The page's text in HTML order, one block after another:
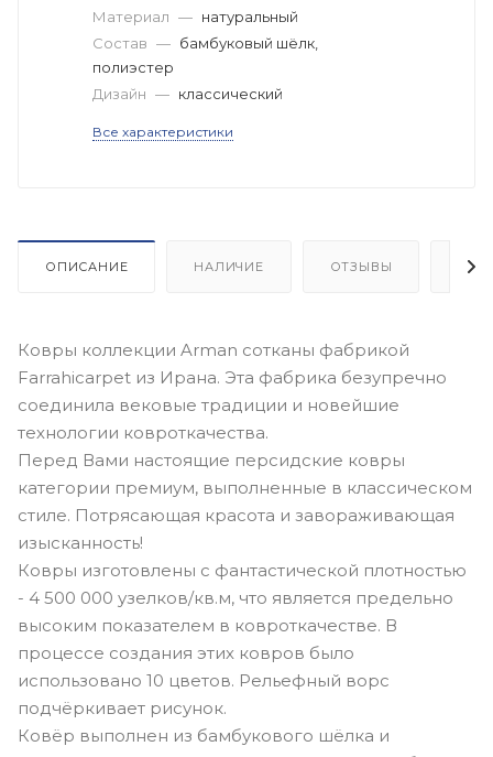
Материал — натуральный
Состав — бамбуковый шёлк,
полиэстер
Дизайн — классический
Все характеристики
ОПИСАНИЕ НАЛИЧИЕ ОТЗЫВЫ
Ковры коллекции Arman сотканы фабрикой
Farrahicarpet из Ирана. Эта фабрика безупречно
соединила вековые традиции и новейшие
технологии ковроткачества.
Перед Вами настоящие персидские ковры
категории премиум, выполненные в классическом
стиле. Потрясающая красота и завораживающая
изысканность!
Ковры изготовлены с фантастической плотностью
- 4 500 000 узелков/кв.м, что является предельно
высоким показателем в ковроткачестве. В
процессе создания этих ковров было
использовано 10 цветов. Рельефный ворс
подчёркивает рисунок.
Ковёр выполнен из бамбукового шёлка и